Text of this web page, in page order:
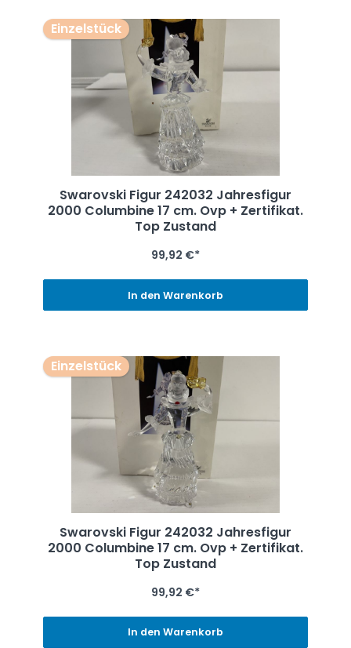
Einzelstück
Swarovski Figur 242032 Jahresfigur
2000 Columbine 17 cm. Ovp + Zertifikat.
Top Zustand
99,92 €*
In den Warenkorb
Einzelstück
Swarovski Figur 242032 Jahresfigur
2000 Columbine 17 cm. Ovp + Zertifikat.
Top Zustand
99,92 €*
In den Warenkorb